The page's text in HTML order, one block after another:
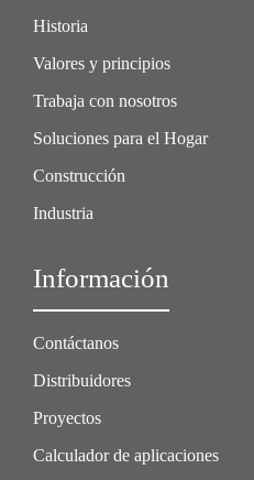
Historia
Valores y principios
Trabaja con nosotros
Soluciones para el Hogar
Construcción
Industria
Información
Contáctanos
Distribuidores
Proyectos
Calculador de aplicaciones